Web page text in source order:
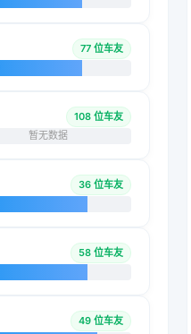
77 位车友
108 位车友
暂无数据
36 位车友
58 位车友
49 位车友